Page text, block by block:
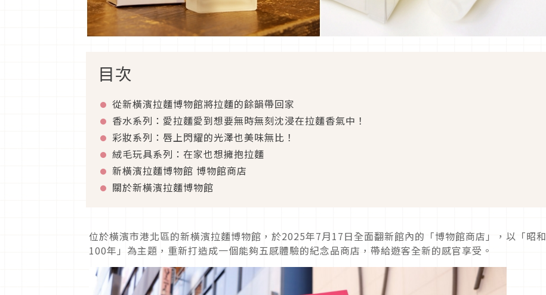
目次
從新橫濱拉麵博物館將拉麵的餘韻帶回家
香水系列：愛拉麵愛到想要無時無刻沈浸在拉麵香氣中！
彩妝系列：唇上閃耀的光澤也美味無比！
絨毛玩具系列：在家也想擁抱拉麵
新橫濱拉麵博物館 博物館商店
關於新橫濱拉麵博物館
位於橫濱市港北區的新橫濱拉麵博物館，於2025年7月17日全面翻新館內的「博物館商店」，以「昭和
100年」為主題，重新打造成一個能夠五感體驗的紀念品商店，帶給遊客全新的感官享受。